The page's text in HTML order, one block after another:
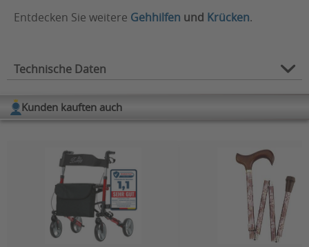
Entdecken Sie weitere Gehhilfen und Krücken.
Technische Daten
Typ:
Belastbarkeit (in kg):
Bereich Belastbarkeit:
Griffart:
Durchmesser Mittelrohr
Kunden kauften auch